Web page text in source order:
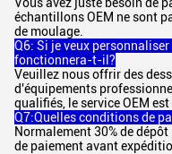
échantillons OEM ne sont
de moulage.
Q6: Si je veux
fonctionnera-t-il?
Veuillez nous offrir des
d'équipements
qualifiés, le service OEM est
Q7:Quelles conditions de
Normalement 30% de
de paiement avant